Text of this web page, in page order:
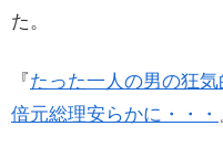
た。
『たった一人の男の狂
倍元総理安らかに・・・